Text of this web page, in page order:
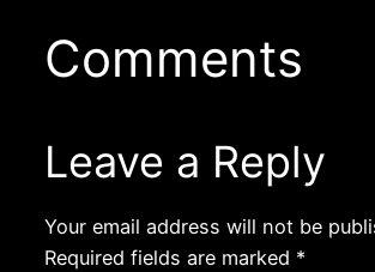
Comments
Leave a Reply
Your email address will not be
Required fields are marked *